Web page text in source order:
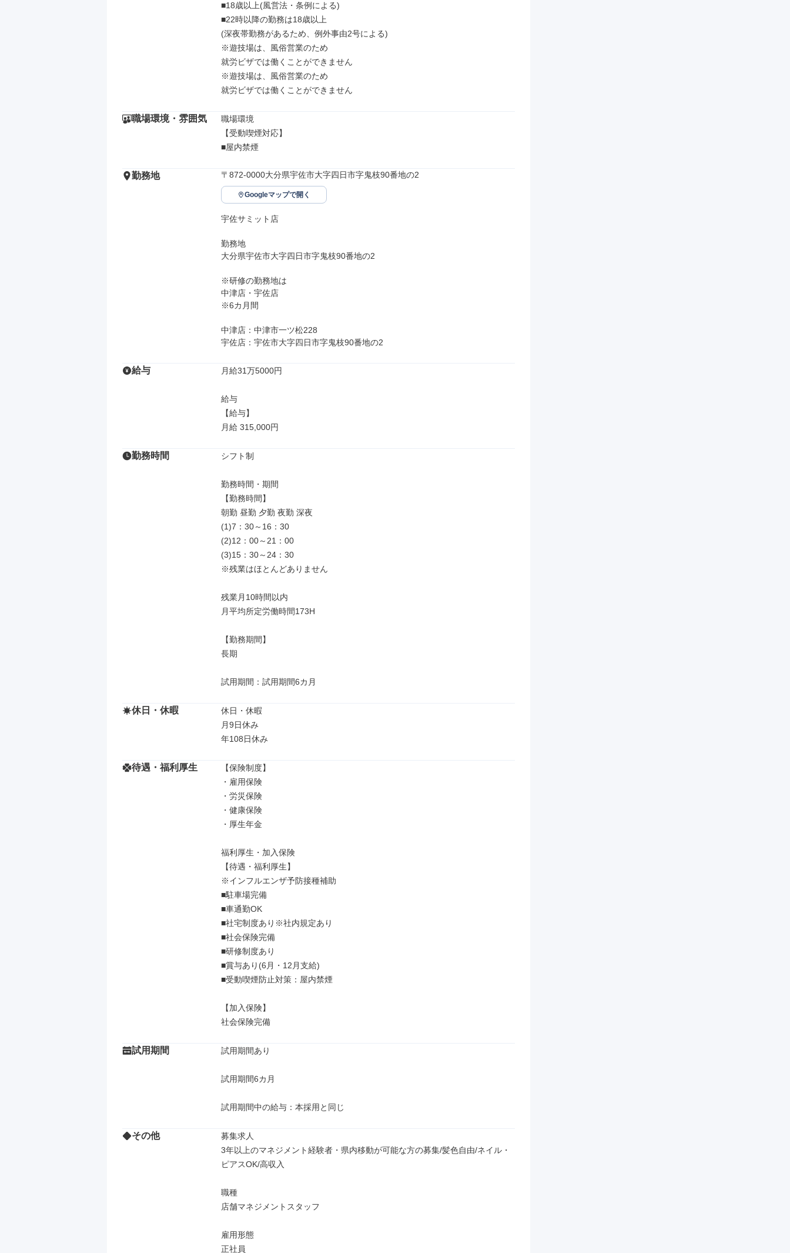
■18歳以上(風営法・条例による)
■22時以降の勤務は18歳以上
(深夜帯勤務があるため、例外事由2号による)
※遊技場は、風俗営業のため
就労ビザでは働くことができません
※遊技場は、風俗営業のため
就労ビザでは働くことができません
職場環境・雰囲気
職場環境
【受動喫煙対応】
■屋内禁煙
勤務地 〒872-0000大分県宇佐市大字四日市字鬼枝90番地の2
Googleマップで開く
宇佐サミット店
勤務地
大分県宇佐市大字四日市字鬼枝90番地の2
※研修の勤務地は
中津店・宇佐店
※6カ月間
中津店：中津市一ツ松228
宇佐店：宇佐市大字四日市字鬼枝90番地の2
給与 月給31万5000円
給与
【給与】
月給 315,000円
勤務時間 シフト制
勤務時間・期間
【勤務時間】
朝勤 昼勤 夕勤 夜勤 深夜
(1)7：30～16：30
(2)12：00～21：00
(3)15：30～24：30
※残業はほとんどありません
残業月10時間以内
月平均所定労働時間173H
【勤務期間】
長期
試用期間：試用期間6カ月
休日・休暇
休日・休暇
月9日休み
年108日休み
待遇・福利厚生
【保険制度】
・雇用保険
・労災保険
・健康保険
・厚生年金
福利厚生・加入保険
【待遇・福利厚生】
※インフルエンザ予防接種補助
■駐車場完備
■車通勤OK
■社宅制度あり※社内規定あり
■社会保険完備
■研修制度あり
■賞与あり(6月・12月支給)
■受動喫煙防止対策：屋内禁煙
【加入保険】
社会保険完備
試用期間 試用期間あり
試用期間6カ月
試用期間中の給与：本採用と同じ
その他
募集求人
3年以上のマネジメント経験者・県内移動が可能な方の募集/髪色自由/ネイル・
ピアスOK/高収入
職種
店舗マネジメントスタッフ
雇用形態
正社員